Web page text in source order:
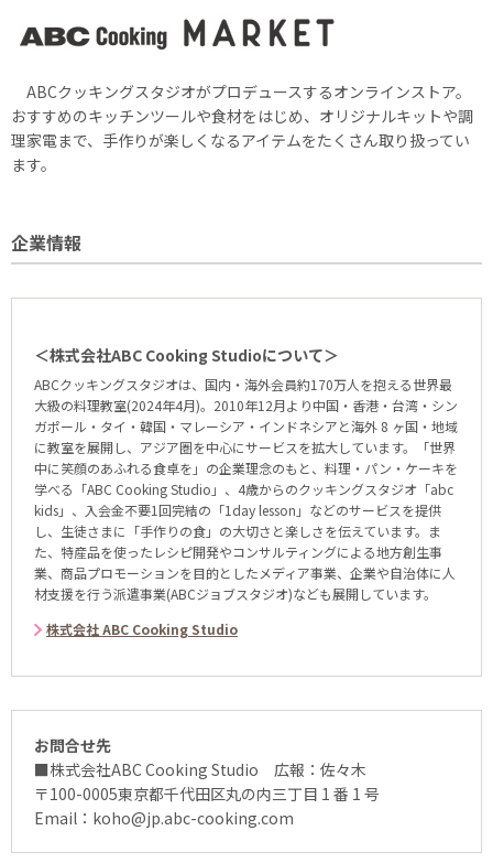
ABCクッキングスタジオがプロデュースするオンラインストア。
おすすめのキッチンツールや食材をはじめ、オリジナルキットや調
理家電まで、手作りが楽しくなるアイテムをたくさん取り扱ってい
ます。
企業情報
＜株式会社ABC Cooking Studioについて＞
ABCクッキングスタジオは、国内・海外会員約170万人を抱える世界最
大級の料理教室(2024年4月)。2010年12月より中国・香港・台湾・シン
ガポール・タイ・韓国・マレーシア・インドネシアと海外 8 ヶ国・地域
に教室を展開し、アジア圏を中心にサービスを拡大しています。「世界
中に笑顔のあふれる食卓を」の企業理念のもと、料理・パン・ケーキを
学べる「ABC Cooking Studio」、4歳からのクッキングスタジオ「abc
kids」、入会金不要1回完結の「1day lesson」などのサービスを提供
し、生徒さまに「手作りの食」の大切さと楽しさを伝えています。ま
た、特産品を使ったレシピ開発やコンサルティングによる地方創生事
業、商品プロモーションを目的としたメディア事業、企業や自治体に人
材支援を行う派遣事業(ABCジョブスタジオ)なども展開しています。
株式会社 ABC Cooking Studio
お問合せ先
■株式会社ABC Cooking Studio 広報：佐々木
〒100-0005東京都千代田区丸の内三丁目 1 番 1 号
Email：koho@jp.abc-cooking.com